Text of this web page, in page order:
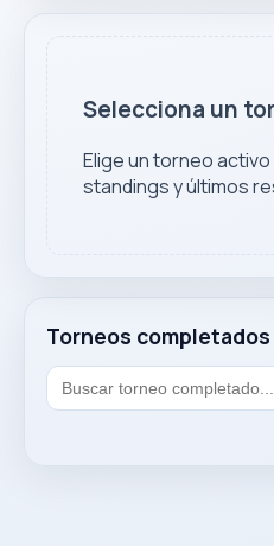
Torneos completados
Selecciona un
Elige un torneo
standings y últimos